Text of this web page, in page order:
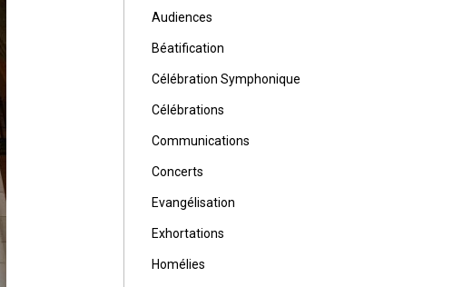
Audiences
Béatification
Célébration Symphonique
Célébrations
Communications
Concerts
Evangélisation
Exhortations
Homélies